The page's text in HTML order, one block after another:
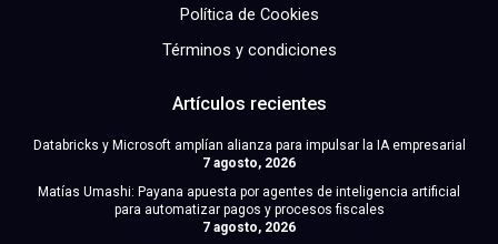
Política de Cookies
Términos y condiciones
Artículos recientes
Databricks y Microsoft amplían alianza para impulsar la IA empresarial
7 agosto, 2026
Matías Umashi: Payana apuesta por agentes de inteligencia artificial
para automatizar pagos y procesos fiscales
7 agosto, 2026